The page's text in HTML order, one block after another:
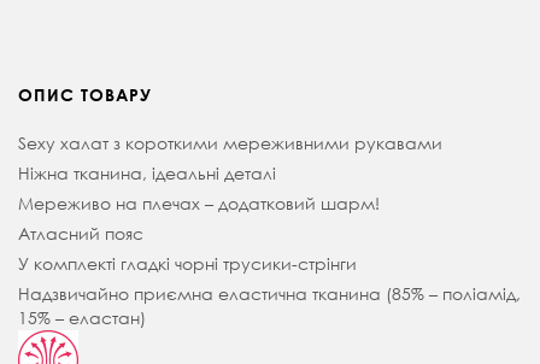
ОПИС ТОВАРУ
Sexy халат з короткими мереживними рукавами
Ніжна тканина, ідеальні деталі
Мереживо на плечах – додатковий шарм!
Атласний пояс
У комплекті гладкі чорні трусики-стрінги
Надзвичайно приємна еластична тканина (85% – поліамід,
15% – еластан)